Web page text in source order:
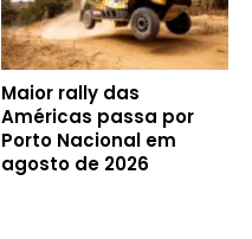
Maior rally das
Américas passa por
Porto Nacional em
agosto de 2026